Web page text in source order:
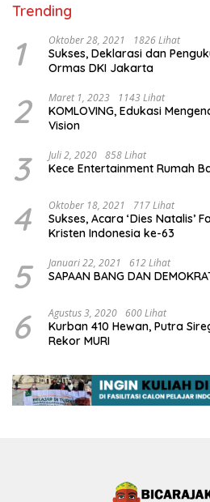
Trending
1 Oktober 28, 2021 1826 Lihat
Sukses, Deklarasi dan
Ormas DKI Jakarta
2 Maret 1, 2023 1143 Lihat
KOMLOVING, Edukasi
Vision
3 Juli 2, 2020 858 Lihat
Kece Entertainment Rumah
4 Oktober 18, 2021 717 Lihat
Sukses, Acara ‘Dies Natalis’ Fakultas Hukum Universitas
Kristen Indonesia ke-63
5 Januari 22, 2021 612 Lihat
SAPAAN BANG DAN
6 Agustus 3, 2020 600 Lihat
Kurban 410 Hewan, Putra
Rekor MURI